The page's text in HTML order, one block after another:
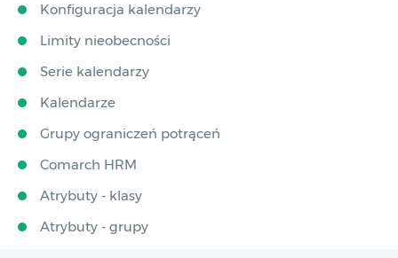
Konfiguracja kalendarzy
Limity nieobecności
Serie kalendarzy
Kalendarze
Grupy ograniczeń potrąceń
Comarch HRM
Atrybuty - klasy
Atrybuty - grupy